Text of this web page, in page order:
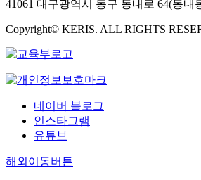
41061 대구광역시 동구 동내로 64(동내
Copyright© KERIS. ALL RIGHTS
네이버 블로그
인스타그램
유튜브
해외이동버튼